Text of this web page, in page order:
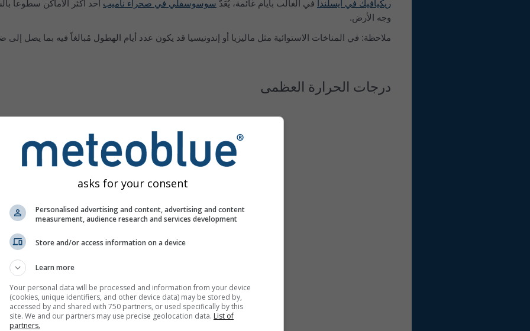
ريكيافيك في آيسلندا في الغالب بأيام غائمة، يُعَدّ سوسوسفلي في صحراء ناميب أحد أكثر الأماكن سطوعاً
وجه الأرض.
ملاحظة: في المناخات الاستوائية مثل ماليزيا أو إندونيسيا قد يكون عدد أيام الهطول مُبالغاً فيه بما يصل إلى
درجات الحرارة العظمى
asks for your consent
Personalised advertising and content, advertising and content
measurement, audience research and services development
Store and/or access information on a device
Learn more
Your personal data will be processed and information from your device
(cookies, unique identifiers, and other device data) may be stored by,
accessed by and shared with 750 partners, or used specifically by this
site. We and our partners may use precise geolocation data. List of
partners.